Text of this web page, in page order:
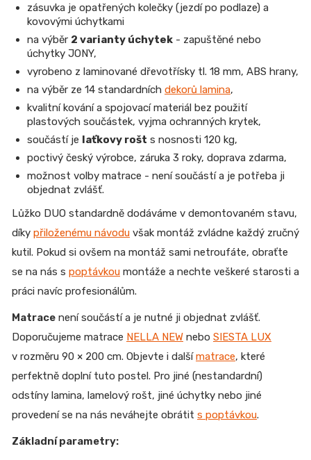
zásuvka je opatřených kolečky (jezdí po podlaze) a
kovovými úchytkami
na výběr 2 varianty úchytek - zapuštěné nebo
úchytky JONY,
vyrobeno z laminované dřevotřísky tl. 18 mm, ABS hrany,
na výběr ze 14 standardních dekorů lamina,
kvalitní kování a spojovací materiál bez použití
plastových součástek, vyjma ochranných krytek,
součástí je laťkovy rošt s nosnosti 120 kg,
poctivý český výrobce, záruka 3 roky, doprava zdarma,
možnost volby matrace - není součástí a je potřeba ji
objednat zvlášť.
Lůžko DUO standardně dodáváme v demontovaném stavu,
díky přiloženému návodu však montáž zvládne každý zručný
kutil. Pokud si ovšem na montáž sami netroufáte, obraťte
se na nás s poptávkou montáže a nechte veškeré starosti a
práci navíc profesionálům.
Matrace není součástí a je nutné ji objednat zvlášť.
Doporučujeme matrace NELLA NEW nebo SIESTA LUX
v rozměru 90 × 200 cm. Objevte i dalšímatrace, které
perfektně doplní tuto postel. Pro jiné (nestandardní)
odstíny lamina, lamelový rošt, jiné úchytky nebo jiné
provedení se na nás neváhejte obrátit s poptávkou.
Základní parametry: